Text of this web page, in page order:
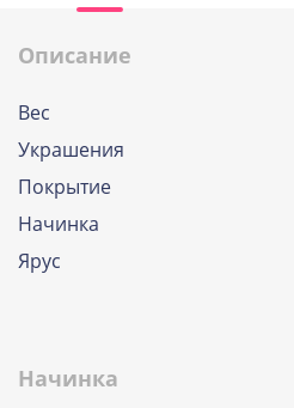
Описание
Вес
Украшения
Покрытие
Начинка
Ярус
Начинка